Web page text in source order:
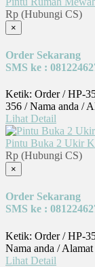
Rp (Hubungi CS)
×
Order Sekarang
SMS ke :
Ketik: Order / HP-
356 / Nama anda /
Lihat Detail
Pintu Buka 2 Ukir
Rp (Hubungi CS)
×
Order Sekarang
SMS ke :
Ketik: Order / HP-
Nama anda /
Lihat Detail